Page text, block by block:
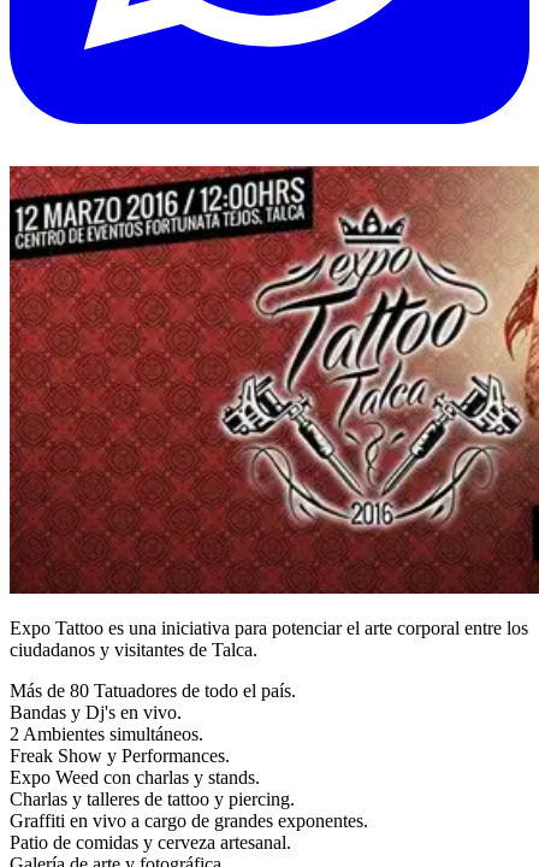
Expo Tattoo es una iniciativa para potenciar el arte corporal entre los
ciudadanos y visitantes de Talca.
Más de 80 Tatuadores de todo el país.
Bandas y Dj's en vivo.
2 Ambientes simultáneos.
Freak Show y Performances.
Expo Weed con charlas y stands.
Charlas y talleres de tattoo y piercing.
Graffiti en vivo a cargo de grandes exponentes.
Patio de comidas y cerveza artesanal.